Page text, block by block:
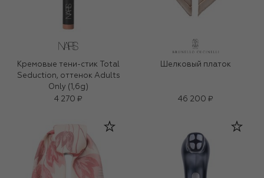
Кремовые тени-стик Total
Seduction, оттенок Adults
Only (1,6g)
4 270 ₽
Шелковый платок
46 200 ₽